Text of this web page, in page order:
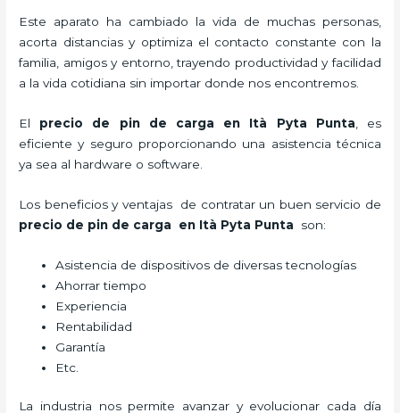
Este aparato ha cambiado la vida de muchas personas,
acorta distancias y optimiza el contacto constante con la
familia, amigos y entorno, trayendo productividad y facilidad
a la vida cotidiana sin importar donde nos encontremos.
El precio de pin de carga en Ità Pyta Punta , es
eficiente y seguro proporcionando una asistencia técnica
ya sea al hardware o software.
Los beneficios y ventajas de contratar un buen servicio de
precio de pin de carga
en Ità Pyta Punta son:
Asistencia de dispositivos de diversas tecnologías
Ahorrar tiempo
Experiencia
Rentabilidad
Garantía
Etc.
La industria nos permite avanzar y evolucionar cada día